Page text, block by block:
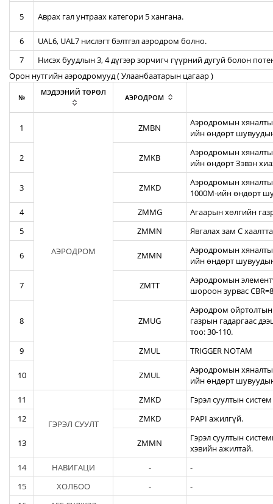
5 Аврах гал унтраах категори 5 хангана.
6
UAL6, UAL7 нислэгт бэлтгэл аэродром болно.
7
Нисэх буудлын 3, 4 дүгээр зорчигч гүүрний дугуй болон
Орон нутгийн аэродромууд ( Улаанбаатарын цагаар )
№
МЭДЭЭНИЙ ТӨРӨЛ
АЭРОДРОМ
1
АЭРОДРОМ
ZMBN
Аэродромын
ийн өндөрт
2 ZMKB
Аэродромын
ийн өндөрт Зэвэн
3 ZMKD
Аэродромын
1000М-ийн өндөрт
4
ZMMG
Агаарын хөлгийн
5
ZMMN Явгалах зам С
6 ZMMN
Аэродромын
ийн өндөрт
7 ZMTT
Аэродромын
шороон зурвас
8 ZMUG
Аэродром ойртолтын
газрын гадаргаас
тоо: 30-110.
9
ZMUL TRIGGER NOTAM
10 ZMUL
Аэродромын
ийн өндөрт
11
ГЭРЭЛ СУУЛТ
ZMKD
Гэрэл суултын
12
ZMKD PAPI ажилгүй.
13 ZMMN
Гэрэл суултын
хэвийн ажилтай.
14
НАВИГАЦИ -
-
15
ХОЛБОО -
-